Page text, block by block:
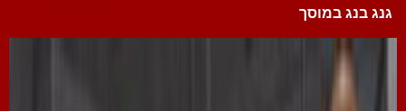
גנג בנג במוסך